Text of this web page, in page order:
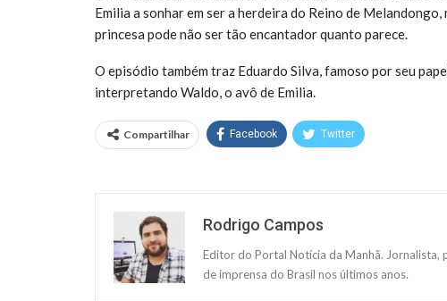
Emilia a sonhar em ser a herdeira do Reino de
princesa pode não ser tão encantador quanto parece.
O episódio também traz Eduardo Silva, famoso por seu
interpretando Waldo, o avô de Emilia.
Compartilhar Facebook Twitter
Rodrigo Campos
Editor do Portal Notícia da Manhã. Jornalista,
de imprensa do Brasil nos últimos anos.